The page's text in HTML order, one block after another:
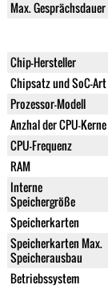
Max. Gesprächsdauer
Chip-Hersteller
Chipsatz und SoC-Art
Prozessor-Modell
Anzhal der CPU-Kerne
CPU-Frequenz
RAM
Interne
Speichergröße
Speicherkarten
Speicherkarten Max.
Speicherausbau
Betriebssystem